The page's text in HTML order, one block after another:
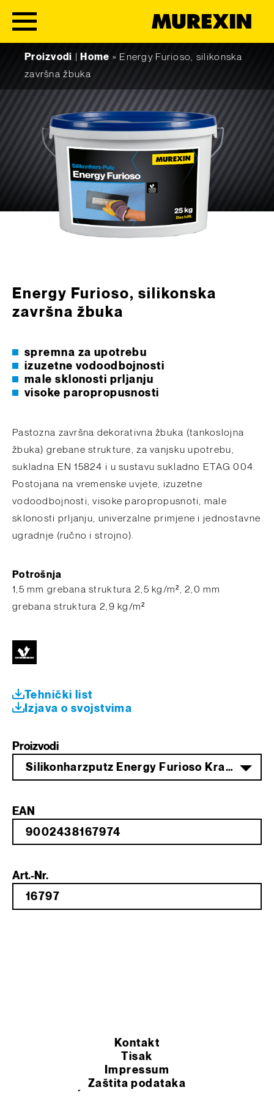
Proizvodi
Home » Energy Furioso, silikonska
završna žbuka
Energy Furioso, silikonska
završna žbuka
spremna za upotrebu
izuzetne vodoodbojnosti
male sklonosti prljanju
visoke paropropusnosti
Pastozna završna dekorativna žbuka (tankoslojna
žbuka) grebane strukture, za vanjsku upotrebu,
sukladna EN 15824 i u sustavu sukladno ETAG 004.
Postojana na vremenske uvjete, izuzetne
vodoodbojnosti, visoke paropropusnoti, male
sklonosti prljanju, univerzalne primjene i jednostavne
ugradnje (ručno i strojno).
Potrošnja
​​1,5 mm grebana struktura 2,5 kg/m², 2,0 mm
grebana struktura 2,9 kg/m²
Tehnički list
Izjava o svojstvima
Proizvodi
Silikonharzputz Energy Furioso Kratz 1,5 mm 25 kg weiß
EAN
Art.-Nr.
Kontakt
Tisak
Impressum
Zaštita podataka